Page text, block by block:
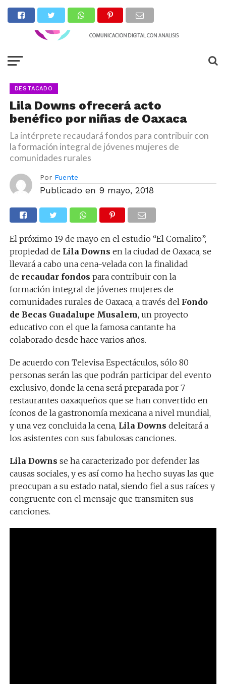
DESTACADO
Lila Downs ofrecerá acto
benéfico por niñas de Oaxaca
La intérprete recaudará fondos para contribuir con
la formación integral de jóvenes mujeres de
comunidades rurales
Por Fuente
Publicado en 9 mayo, 2018
El próximo 19 de mayo en el estudio “El Comalito”,
propiedad de Lila Downs en la ciudad de Oaxaca, se
llevará a cabo una cena-velada con la finalidad
de recaudar fondos para contribuir con la
formación integral de jóvenes mujeres de
comunidades rurales de Oaxaca, a través del Fondo
de Becas Guadalupe Musalem, un proyecto
educativo con el que la famosa cantante ha
colaborado desde hace varios años.
De acuerdo con Televisa Espectáculos, sólo 80
personas serán las que podrán participar del evento
exclusivo, donde la cena será preparada por 7
restaurantes oaxaqueños que se han convertido en
íconos de la gastronomía mexicana a nivel mundial,
y una vez concluida la cena, Lila Downs deleitará a
los asistentes con sus fabulosas canciones.
Lila Downs se ha caracterizado por defender las
causas sociales, y es así como ha hecho suyas las que
preocupan a su estado natal, siendo fiel a sus raíces y
congruente con el mensaje que transmiten sus
canciones.